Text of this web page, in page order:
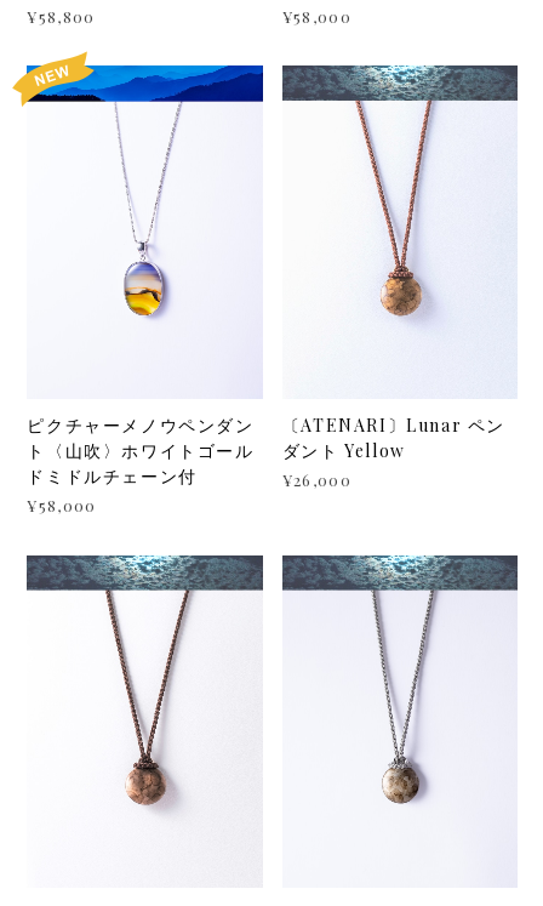
¥58,800 ¥58,000
ピクチャーメノウペンダン
ト〈山吹〉ホワイトゴール
ドミドルチェーン付
¥58,000
〔ATENARI〕Lunar ペン
ダント Yellow
¥26,000